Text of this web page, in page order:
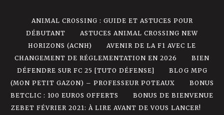
ANIMAL CROSSING : GUIDE ET ASTUCES POUR
DÉBUTANT
ASTUCES ANIMAL CROSSING NEW
HORIZONS (ACNH)
AVENIR DE LA F1 AVEC LE
CHANGEMENT DE RÉGLEMENTATION EN 2026
BIEN
DÉFENDRE SUR FC 25 [TUTO DÉFENSE]
BLOG MPG
(MON PETIT GAZON) – PROFESSEUR POTEAUX
BONUS
BETCLIC : 100 EUROS OFFERTS
BONUS DE BIENVENUE
ZEBET FÉVRIER 2021: À LIRE AVANT DE VOUS LANCER!